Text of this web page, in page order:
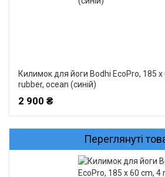
Килимок для йоги Bodhi EcoPro, 185
rubber, ocean (синій)
2 900 ₴
Переглянуті